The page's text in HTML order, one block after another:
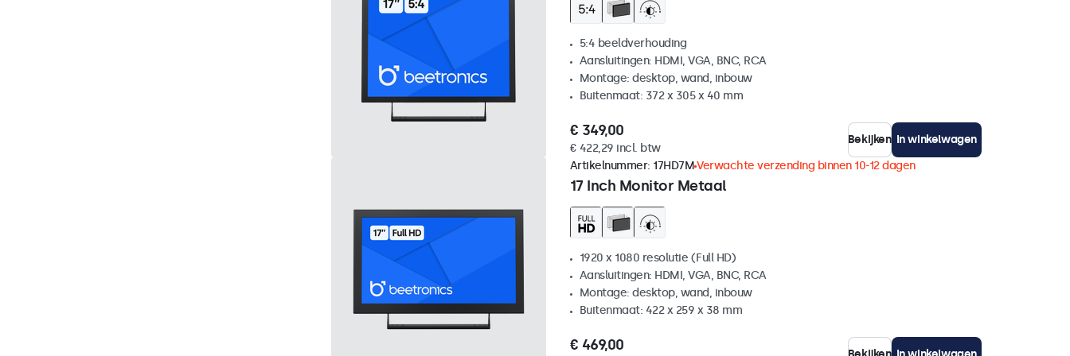
5:4 beeldverhouding
Aansluitingen: HDMI, VGA, BNC, RCA
Montage: desktop, wand, inbouw
Buitenmaat: 372 x 305 x 40 mm
€ 349,00
€ 422,29 incl. btw
Bekijken In winkelwagen
17 Inch Monitor Metaal
Artikelnummer: 17HD7MVerwachte verzending binnen 10-12 dagen
1920 x 1080 resolutie (Full HD)
Aansluitingen: HDMI, VGA, BNC, RCA
Montage: desktop, wand, inbouw
Buitenmaat: 422 x 259 x 38 mm
€ 469,00